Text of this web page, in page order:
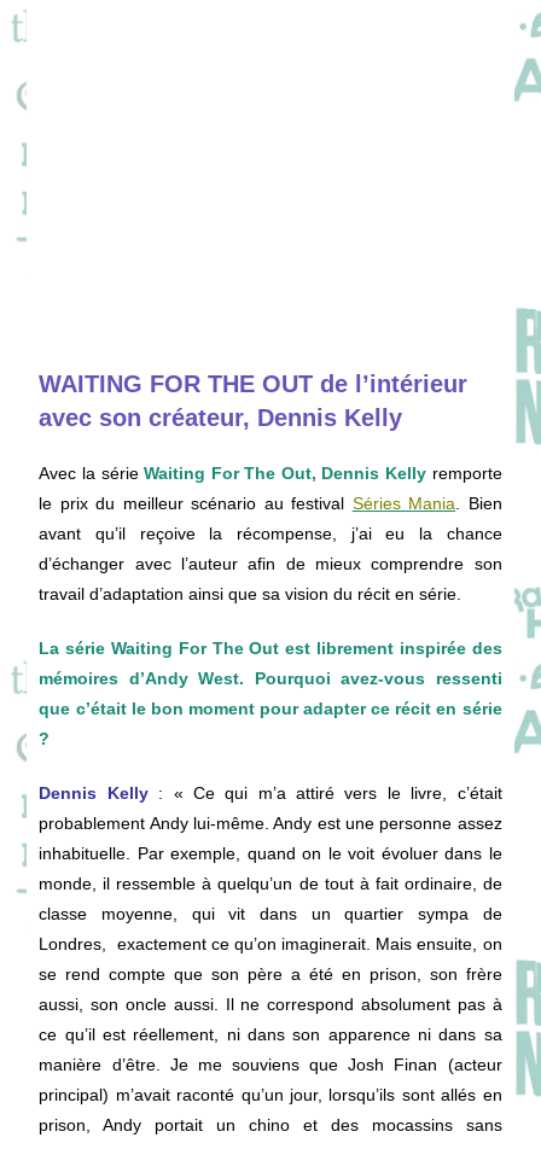
WAITING FOR THE OUT de l’intérieur
avec son créateur, Dennis Kelly
Avec la sérieWaiting For The Out, Dennis Kelly remporte
le prix du meilleur scénario au festival Séries Mania . Bien
avant qu’il reçoive la récompense, j’ai eu la chance
d’échanger avec l’auteur afin de mieux comprendre son
travail d’adaptation ainsi que sa vision du récit en série.
La série Waiting For The Out est librement inspirée des
mémoires d’Andy West. Pourquoi avez-vous ressenti
que c’était le bon moment pour adapter ce récit en série
?
Dennis Kelly: « Ce qui m’a attiré vers le livre, c’était
probablement Andy lui-même. Andy est une personne assez
inhabituelle. Par exemple, quand on le voit évoluer dans le
monde, il ressemble à quelqu’un de tout à fait ordinaire, de
classe moyenne, qui vit dans un quartier sympa de
Londres, exactement ce qu’on imaginerait. Mais ensuite, on
se rend compte que son père a été en prison, son frère
aussi, son oncle aussi. Il ne correspond absolument pas à
ce qu’il est réellement, ni dans son apparence ni dans sa
manière d’être. Je me souviens que Josh Finan (acteur
principal) m’avait raconté qu’un jour, lorsqu’ils sont allés en
prison, Andy portait un chino et des mocassins sans